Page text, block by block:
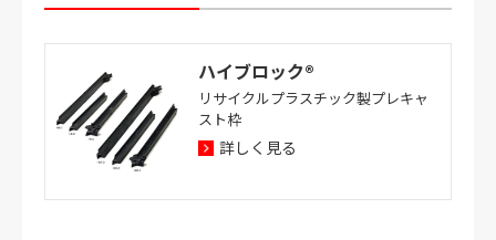
ハイブロック®
リサイクルプラスチック製プレキャ
スト枠
詳しく見る